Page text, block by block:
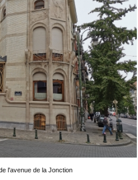
l'avenue de la Jonction